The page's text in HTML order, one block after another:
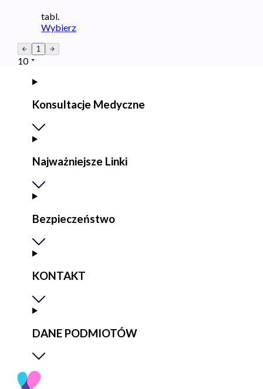
tabl.
Wybierz
1
10
Konsultacje Medyczne
Najważniejsze Linki
Bezpieczeństwo
KONTAKT
DANE PODMIOTÓW